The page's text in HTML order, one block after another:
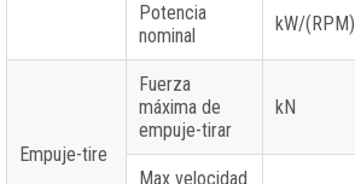
Potencia
nominal
kW/(RPM)
Empuje-tire
Fuerza
máxima de
empuje-tirar
kN
Max velocidad